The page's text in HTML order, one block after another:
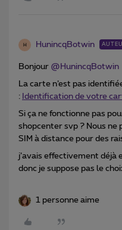
H HunincqBotwin
Bonjour @HunincqBotwin
La carte n’est pas
: Identification de votre
Si ça ne fonctionne pas
shopcenter svp ? Nous
SIM à distance pour des
j’avais effectivement déjà
donc je suppose pas le
1 personne aime